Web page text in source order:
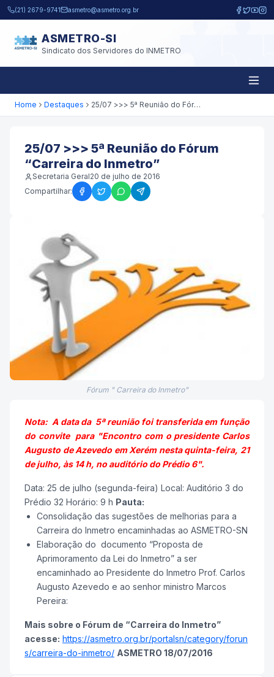
Pular para o conteúdo principal
(21) 2679-9741 asmetro@asmetro.org.br
ASMETRO-SI
Sindicato dos Servidores do INMETRO
Home Destaques 25/07 >>> 5ª Reunião do Fórum “Carreira do Inmetro”
25/07 >>> 5ª Reunião do Fórum
“Carreira do Inmetro”
Secretaria Geral20 de julho de 2016
Compartilhar:
Fórum " Carreira do Inmetro"
Nota: A data da 5ª reunião foi transferida em função
do convite para "Encontro com o presidente Carlos
Augusto de Azevedo em Xerém nesta quinta-feira, 21
de julho, às 14 h, no auditório do Prédio 6".
Data: 25 de julho (segunda-feira) Local: Auditório 3 do
Prédio 32 Horário: 9 h Pauta:
Consolidação das sugestões de melhorias para a
Carreira do Inmetro encaminhadas ao ASMETRO-SN
Elaboração do documento “Proposta de
Aprimoramento da Lei do Inmetro” a ser
encaminhado ao Presidente do Inmetro Prof. Carlos
Augusto Azevedo e ao senhor ministro Marcos
Pereira:
Mais sobre o Fórum de “Carreira do Inmetro”
acesse: https://asmetro.org.br/portalsn/category/forun
s/carreira-do-inmetro/ ASMETRO 18/07/2016